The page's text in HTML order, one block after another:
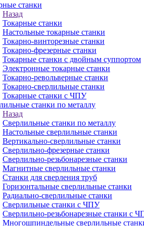
станки
Назад
Токарные станки
Настольные токарные станки
Токарно-винторезные станки
Токарно-фрезерные станки
Токарные станки с двойным суппортом
Электронные токарные станки
Токарно-револьверные станки
Токарно-сверлильные станки
Токарные станки с ЧПУ
станки по металлу
Назад
Сверлильные станки по металлу
Настольные сверлильные станки
Вертикально-сверлильные станки
Сверлильно-фрезерные станки
Сверлильно-резьбонарезные станки
Магнитные сверлильные станки
Станки для сверления труб
Горизонтальные сверлильные станки
Радиально-сверлильные станки
Сверлильные станки с ЧПУ
Сверлильно-резьбонарезные станки с
Многошпиндельные сверлильные